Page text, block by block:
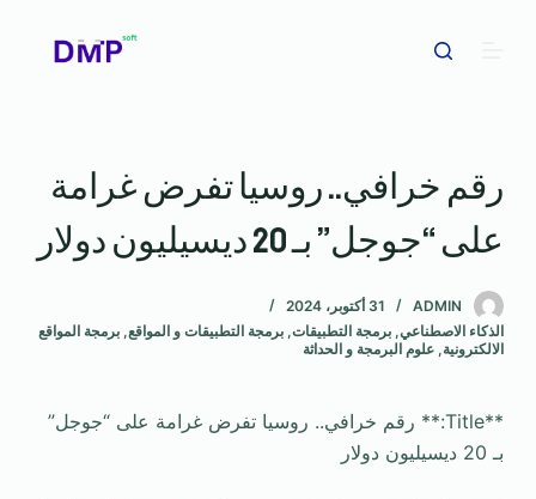
رقم خرافي.. روسيا تفرض غرامة
على “جوجل” بـ 20 ديسيليون دولار
ADMIN
31 أكتوبر، 2024
الذكاء الاصطناعي, برمجة التطبيقات, برمجة التطبيقات و المواقع, برمجة المواقع
الالكترونية, علوم البرمجة و الحداثة
**Title:** رقم خرافي.. روسيا تفرض غرامة على “جوجل”
بـ 20 ديسيليون دولار